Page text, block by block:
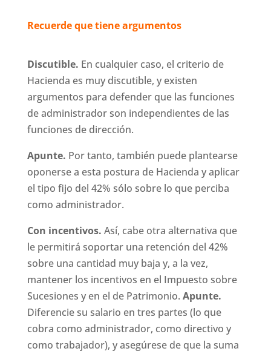
Recuerde que tiene argumentos
Discutible. En cualquier caso, el criterio de
Hacienda es muy discutible, y existen
argumentos para defender que las funciones
de administrador son independientes de las
funciones de dirección.
Apunte. Por tanto, también puede plantearse
oponerse a esta postura de Hacienda y aplicar
el tipo fijo del 42% sólo sobre lo que perciba
como administrador.
Con incentivos. Así, cabe otra alternativa que
le permitirá soportar una retención del 42%
sobre una cantidad muy baja y, a la vez,
mantener los incentivos en el Impuesto sobre
Sucesiones y en el de Patrimonio. Apunte.
Diferencie su salario en tres partes (lo que
cobra como administrador, como directivo y
como trabajador), y asegúrese de que la suma